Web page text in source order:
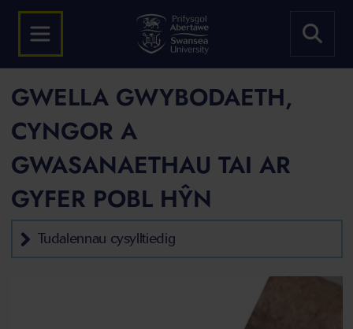
GWELLA GWYBODAETH,
CYNGOR A
GWASANAETHAU TAI AR
GYFER POBL HŶN
Tudalennau cysylltiedig